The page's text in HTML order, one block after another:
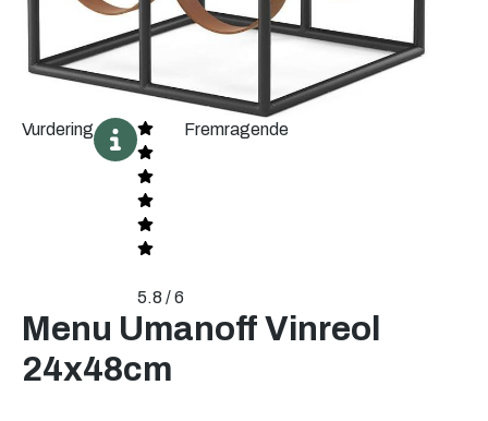
Vurdering
5.8 / 6
Fremragende
Menu Umanoff Vinreol
24x48cm